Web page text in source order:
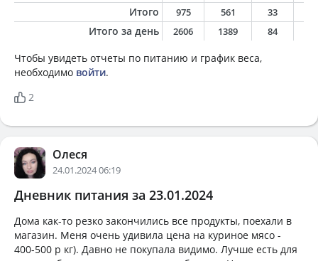
Итого
975 561 33
Итого за день 2606 1389 84
Чтобы увидеть отчеты по питанию и график веса,
необходимо войти.
2
Олеся
24.01.2024 06:19
Дневник питания за 23.01.2024
Дома как-то резко закончились все продукты, поехали в
магазин. Меня очень удивила цена на куриное мясо -
400-500 р кг). Давно не покупала видимо. Лучше есть для